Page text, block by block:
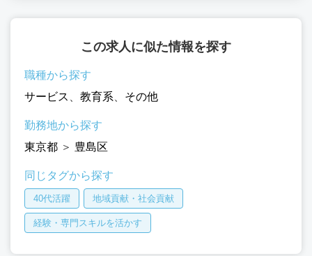
この求人に似た情報を探す
職種から探す
サービス
教育系 その他
勤務地から探す
東京都 ＞ 豊島区
同じタグから探す
40代活躍 地域貢献・社会貢献
経験・専門スキルを活かす